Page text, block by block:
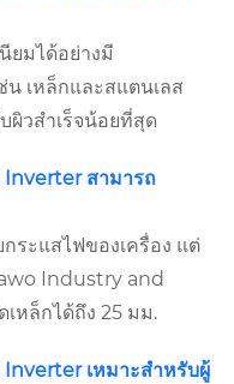
ยมได้อย่างมี
เหล็กและสแตนเลส
วสำเร็จน้อยที่สุด
Inverter สามารถ
ระแสไฟของเครื่อง แต่
Industry and
หล็กได้ถึง 25 มม.
Inverter เหมาะสำหรับผู้